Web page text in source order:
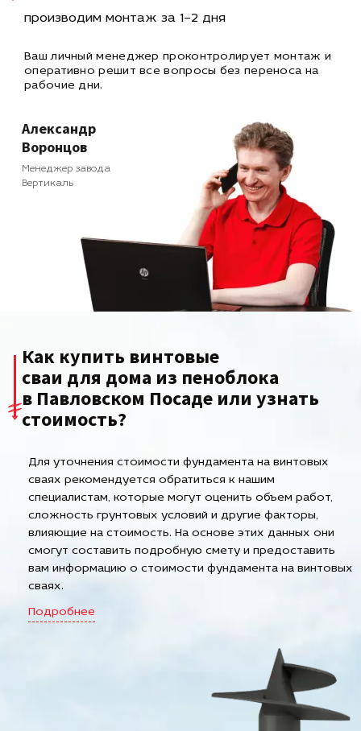
производим монтаж за 1–2 дня
Ваш личный менеджер проконтролирует монтаж и
оперативнорешит все вопросы без переноса на
рабочие дни.
Александр
Воронцов
Менеджер завода
Вертикаль
Как купить винтовые
сваи для дома из пеноблока
в Павловском Посаде или узнать
стоимость?
Для уточнения стоимости фундамента на винтовых
сваях рекомендуется обратиться к нашим
специалистам, которые могут оценить объем работ,
сложность грунтовых условий и другие факторы,
влияющие на стоимость. На основе этих данных они
смогут составить подробную смету и предоставить
вам информацию о стоимости фундамента на винтовых
сваях.
Подробнее